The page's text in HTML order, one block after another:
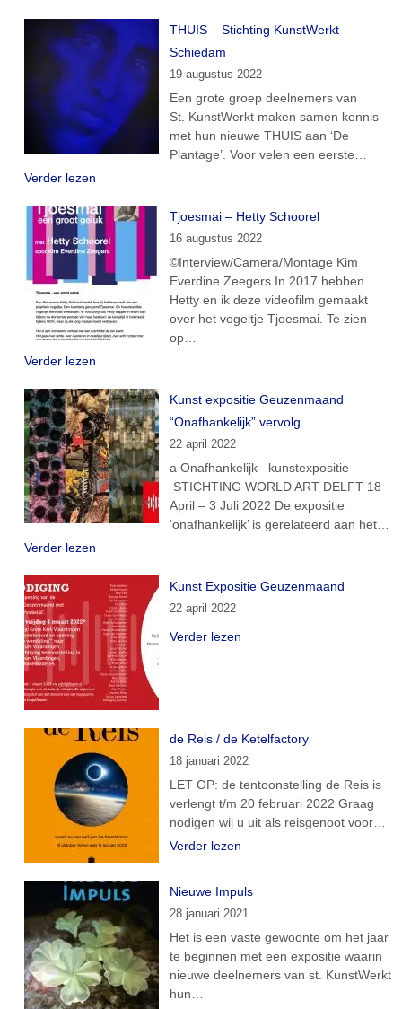
THUIS – Stichting KunstWerkt
Schiedam
19 augustus 2022
Een grote groep deelnemers van
St. KunstWerkt maken samen kennis
met hun nieuwe THUIS aan ‘De
Plantage’. Voor velen een eerste…
Verder lezen
Tjoesmai – Hetty Schoorel
16 augustus 2022
©Interview/Camera/Montage Kim
Everdine Zeegers In 2017 hebben
Hetty en ik deze videofilm gemaakt
over het vogeltje Tjoesmai. Te zien
op…
Verder lezen
Kunst expositie Geuzenmaand
“Onafhankelijk” vervolg
22 april 2022
a Onafhankelijk kunstexpositie
STICHTING WORLD ART DELFT 18
April – 3 Juli 2022 De expositie
‘onafhankelijk’ is gerelateerd aan het…
Verder lezen
Kunst Expositie Geuzenmaand
22 april 2022
Verder lezen
de Reis / de Ketelfactory
18 januari 2022
LET OP: de tentoonstelling de Reis is
verlengt t/m 20 februari 2022 Graag
nodigen wij u uit als reisgenoot voor…
Verder lezen
Nieuwe Impuls
28 januari 2021
Het is een vaste gewoonte om het jaar
te beginnen met een expositie waarin
nieuwe deelnemers van st. KunstWerkt
hun…